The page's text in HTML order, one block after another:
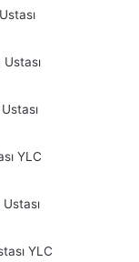
Ustası
YLC
Ustası
YLC